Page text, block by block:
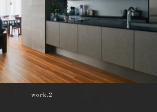
work.2